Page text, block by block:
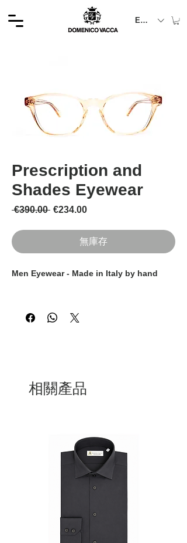
EUR (€)
Prescription and
Shades Eyewear
€390.00 一般價格
€234.00促銷價格
無庫存
Men Eyewear - Made in Italy by hand
相關產品